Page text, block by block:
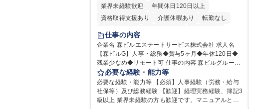
業界未経験歓迎
年間休日120日以上
資格取得支援あり
介護休暇あり
転勤なし
未経験者歓迎
退職金あり
在宅OK 賞与あり
育休あり
完全週休2日制
交通費支給
長期歓迎
駅近5分以内
土日祝休み
仕事の内容
企業名 森ビルエステートサービス株式会社 求人名
【森ビルG】人事・総務◆賞与5ヶ月◆年休120日◆
残業少なめ◆リモート可 仕事の内容 森ビルグループ
の安定した環境で、バックオフィスから会社を支え
る人事・総務をお任せします。 労務と総務の業務を
バランスよく担当し、ゆくゆくは制度改定などのコ
ア業務にも挑戦できる、やりがいある環境です。 ■勤
必要な経験・能力等
必要な経験・能力等 【必須】人事経験（労務・給与
社保等）及び総務経験 【歓迎】経理実務経験、簿記3
級以上 業界未経験の方も歓迎です。マニュアルと部